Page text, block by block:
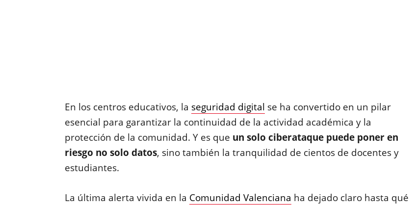
En los centros educativos, la seguridad digital se ha convertido en un pilar
esencial para garantizar la continuidad de la actividad académica y la
protección de la comunidad. Y es que un solo ciberataque puede poner en
riesgo no solo datos, sino también la tranquilidad de cientos de docentes y
estudiantes.
La última alerta vivida en la Comunidad Valenciana ha dejado claro hasta qué